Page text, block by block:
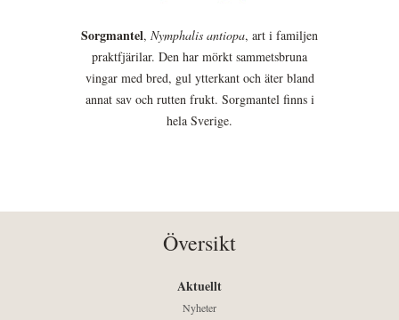
Sorgmantel, Nymphalis antiopa, art i familjen
praktfjärilar. Den har mörkt sammetsbruna
vingar med bred, gul ytterkant och äter bland
annat sav och rutten frukt. Sorgmantel finns i
hela Sverige.
Översikt
Aktuellt
Nyheter